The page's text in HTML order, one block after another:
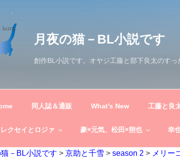
月夜の猫－BL小説です
創作BL小説です。オヤジ工藤と部下良太のす
同人誌＆通販 What’s New 工藤と良
クセイとロジァ 豪×元気、松田×朔也 幸
猫－BL小説です > 京助と千雪 > season 2 > メリー